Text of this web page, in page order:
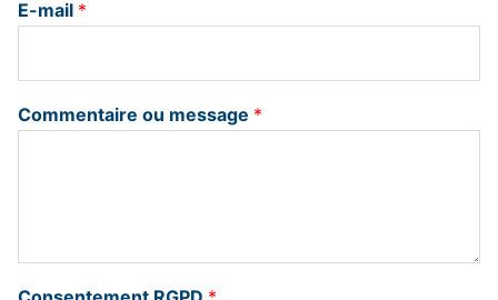
E-mail *
Commentaire ou message *